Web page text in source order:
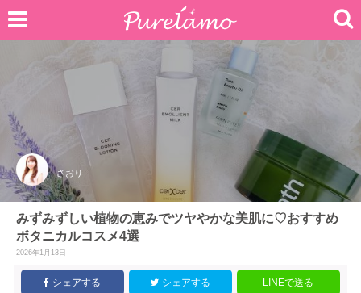
さおり
みずみずしい植物の恵みでツヤやかな美肌に♡おすすめ
ボタニカルコスメ4選
2026年1月13日
シェアする シェアする LINEで送る